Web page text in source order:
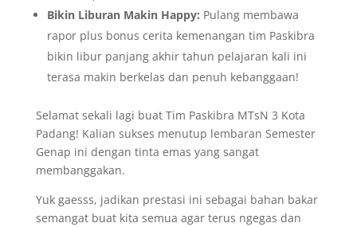
Bikin Liburan Makin Happy: Pulang membawa
rapor plus bonus cerita kemenangan tim Paskibra
bikin libur panjang akhir tahun pelajaran kali ini
terasa makin berkelas dan penuh kebanggaan!
​Selamat sekali lagi buat Tim Paskibra MTsN 3 Kota
Padang! Kalian sukses menutup lembaran Semester
Genap ini dengan tinta emas yang sangat
membanggakan.
​Yuk gaesss, jadikan prestasi ini sebagai bahan bakar
semangat buat kita semua agar terus ngegas dan